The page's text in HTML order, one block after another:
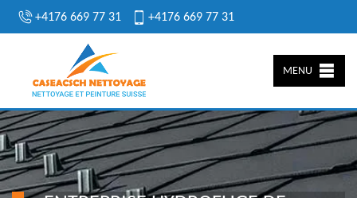
+4176 669 77 31 +4176 669 77 31
MENU